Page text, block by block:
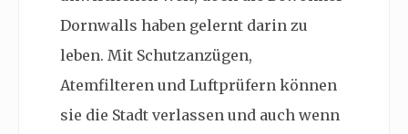
Dornwalls haben gelernt darin zu
leben. Mit Schutzanzügen,
Atemfilteren und Luftprüfern können
sie die Stadt verlassen und auch wenn